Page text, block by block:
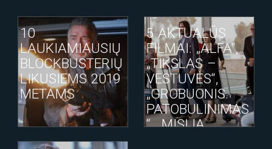
10
LAUKIAMIAUSIŲ
BLOCKBUSTERIŲ
LIKUSIEMS 2019
METAMS
5 AKTUALŪS
FILMAI: „ALFA“,
„TIKSLAS –
VESTUVĖS“,
„GROBUONIS.
PATOBULINIMAS
“, „MISIJA